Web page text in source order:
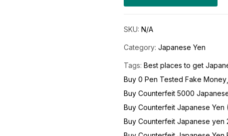
イ
SKU: N/A
Category: Japanese Yen
Tags: Best places to get
Buy 0 Pen Tested Fake Money
Buy Counterfeit 5000
Buy Counterfeit Japanese Yen
Buy Counterfeit Japanese